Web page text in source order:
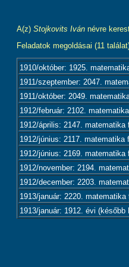
A(z) Stojkovits Iván névre
Feladatok megoldásai (11
1910/október: 1925.
1911/szeptember: 2047.
1911/október: 2049.
1912/február: 2102.
1912/április: 2147. matematika
1912/június: 2117. matematika
1912/június: 2169. matematika
1912/november: 2194.
1912/december: 2203.
1913/január: 2220. matematika
1913/január: 1912. évi